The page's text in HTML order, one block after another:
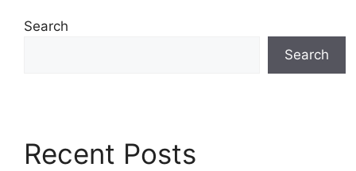
Search
Search
Recent Posts